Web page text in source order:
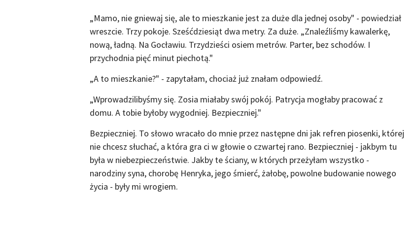
„Mamo, nie gniewaj się, ale to mieszkanie jest za duże dla jednej osoby" - powiedział
wreszcie. Trzy pokoje. Sześćdziesiąt dwa metry. Za duże. „Znaleźliśmy kawalerkę,
nową, ładną. Na Gocławiu. Trzydzieści osiem metrów. Parter, bez schodów. I
przychodnia pięć minut piechotą."
„A to mieszkanie?" - zapytałam, chociaż już znałam odpowiedź.
„Wprowadzilibyśmy się. Zosia miałaby swój pokój. Patrycja mogłaby pracować z
domu. A tobie byłoby wygodniej. Bezpieczniej."
Bezpieczniej. To słowo wracało do mnie przez następne dni jak refren piosenki, której
nie chcesz słuchać, a która gra ci w głowie o czwartej rano. Bezpieczniej - jakbym tu
była w niebezpieczeństwie. Jakby te ściany, w których przeżyłam wszystko -
narodziny syna, chorobę Henryka, jego śmierć, żałobę, powolne budowanie nowego
życia - były mi wrogiem.